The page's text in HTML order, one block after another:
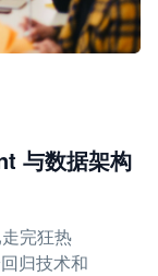
与数据架构
完狂热
归技术和